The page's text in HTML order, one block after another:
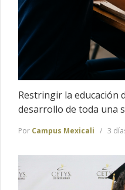
Restringir la educación
desarrollo de toda una
Por Campus Mexicali 3